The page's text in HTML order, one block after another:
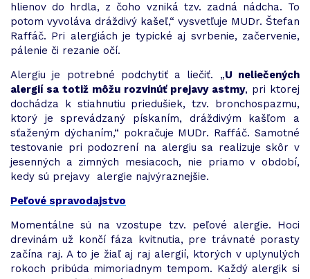
hlienov do hrdla, z čoho vzniká tzv. zadná nádcha. To
potom vyvoláva dráždivý kašeľ,“ vysvetľuje MUDr. Štefan
Raffáč. Pri alergiách je typické aj svrbenie, začervenie,
pálenie či rezanie očí.
Alergiu je potrebné podchytiť a liečiť. „U neliečených
alergií sa totiž môžu rozvinúť prejavy astmy, pri ktorej
dochádza k stiahnutiu priedušiek, tzv. bronchospazmu,
ktorý je sprevádzaný pískaním, dráždivým kašľom a
sťaženým dýchaním,“ pokračuje MUDr. Raffáč. Samotné
testovanie pri podozrení na alergiu sa realizuje skôr v
jesenných a zimných mesiacoch, nie priamo v období,
kedy sú prejavy alergie najvýraznejšie.
Peľové spravodajstvo
Momentálne sú na vzostupe tzv. peľové alergie. Hoci
drevinám už končí fáza kvitnutia, pre trávnaté porasty
začína raj. A to je žiaľ aj raj alergií, ktorých v uplynulých
rokoch pribúda mimoriadnym tempom. Každý alergik si